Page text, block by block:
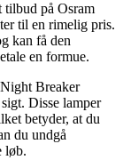
tilbud på Osram
til en rimelig pris.
kan få den
en formue.
Breaker
Disse lamper
betyder, at du
du undgå
løb.